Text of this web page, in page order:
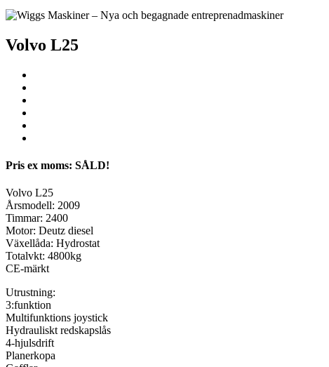
Volvo L25
Pris ex moms: SÅLD!
Volvo L25
Årsmodell: 2009
Timmar: 2400
Motor: Deutz diesel
Växellåda: Hydrostat
Totalvkt: 4800kg
CE-märkt
Utrustning:
3:funktion
Multifunktions joystick
Hydrauliskt redskapslås
4-hjulsdrift
Planerkopa